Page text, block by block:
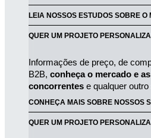
LEIA NOSSOS ESTUDOS SOBRE O
QUER UM PROJETO
Informações de preço, de
B2B, conheça o mercado e
concorrentes e qualquer
CONHEÇA MAIS SOBRE NOSSOS
QUER UM PROJETO